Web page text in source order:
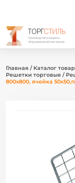
ТОРГСТИЛЬ
Производство и продажа
оборудования для магазинов
Главная / Каталог
Решетки торговые /
800х800, ячейка